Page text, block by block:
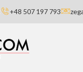
+48 507 197 793